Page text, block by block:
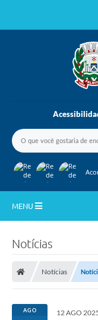
MENU
Departamentos
Notícias
Notícias
AGO 12 AGO